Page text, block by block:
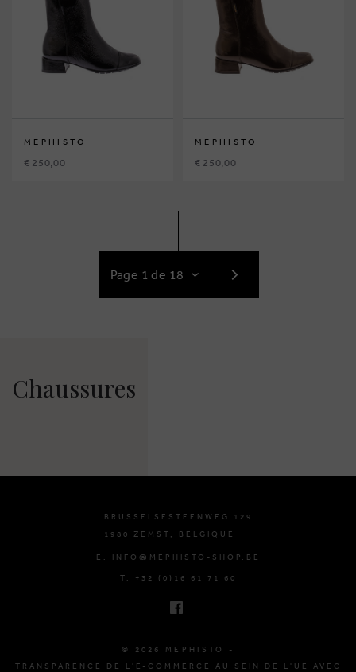
MEPHISTO
€ 250,00
MEPHISTO
€ 250,00
AU
SUIVANT
Chaussures
BRUSSELSESTEENWEG 129
1980 ZEMST, BELGIQUE
E. INFO@MEPHISTO-SHOP.BE
T. +32 (0)16 61 71 60
© 2026 MEPHISTO -
TRANSPARENCE DE L'E-COMMERCE AU SEIN DE L'UE AVEC